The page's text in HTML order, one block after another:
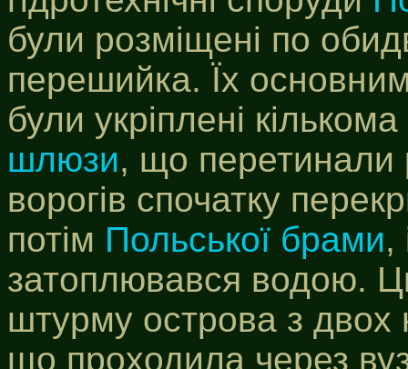
були розміщені по
перешийка. Їх
були укріплені
шлюзи, що перетинали
ворогів спочатку
потім Польської брами,
затоплювався водою.
штурму острова з двох
що проходила через